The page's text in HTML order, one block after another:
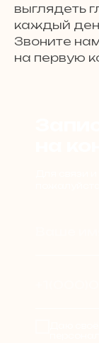
выглядеть
каждый
Звоните
на первую